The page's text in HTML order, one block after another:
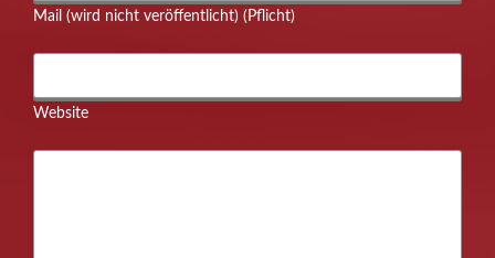
Mail (wird nicht veröffentlicht) (Pflicht)
Website